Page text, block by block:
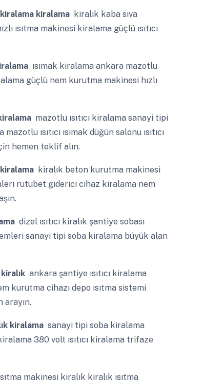
kiralama kiralama kiralık kaba sıva
ısıtma makinesi kiralama güçlü ısıtıcı
ısımak kiralama ankara mazotlu
güçlü nem kurutma makinesi hızlı
mazotlu ısıtıcı kiralama sanayi tipi
ısıtıcı ısımak düğün salonu ısıtıcı
hemen teklif alın.
kiralık beton kurutma makinesi
rutubet giderici cihaz kiralama nem
dizel ısıtıcı kiralık şantiye sobası
sanayi tipi soba kiralama büyük alan
ankara şantiye ısıtıcı kiralama
kurutma cihazı depo ısıtma sistemi
arayın.
kiralama sanayi tipi soba kiralama
kiralama 380 volt ısıtıcı kiralama trifaze
makinesi kiralık kiralık ısıtma